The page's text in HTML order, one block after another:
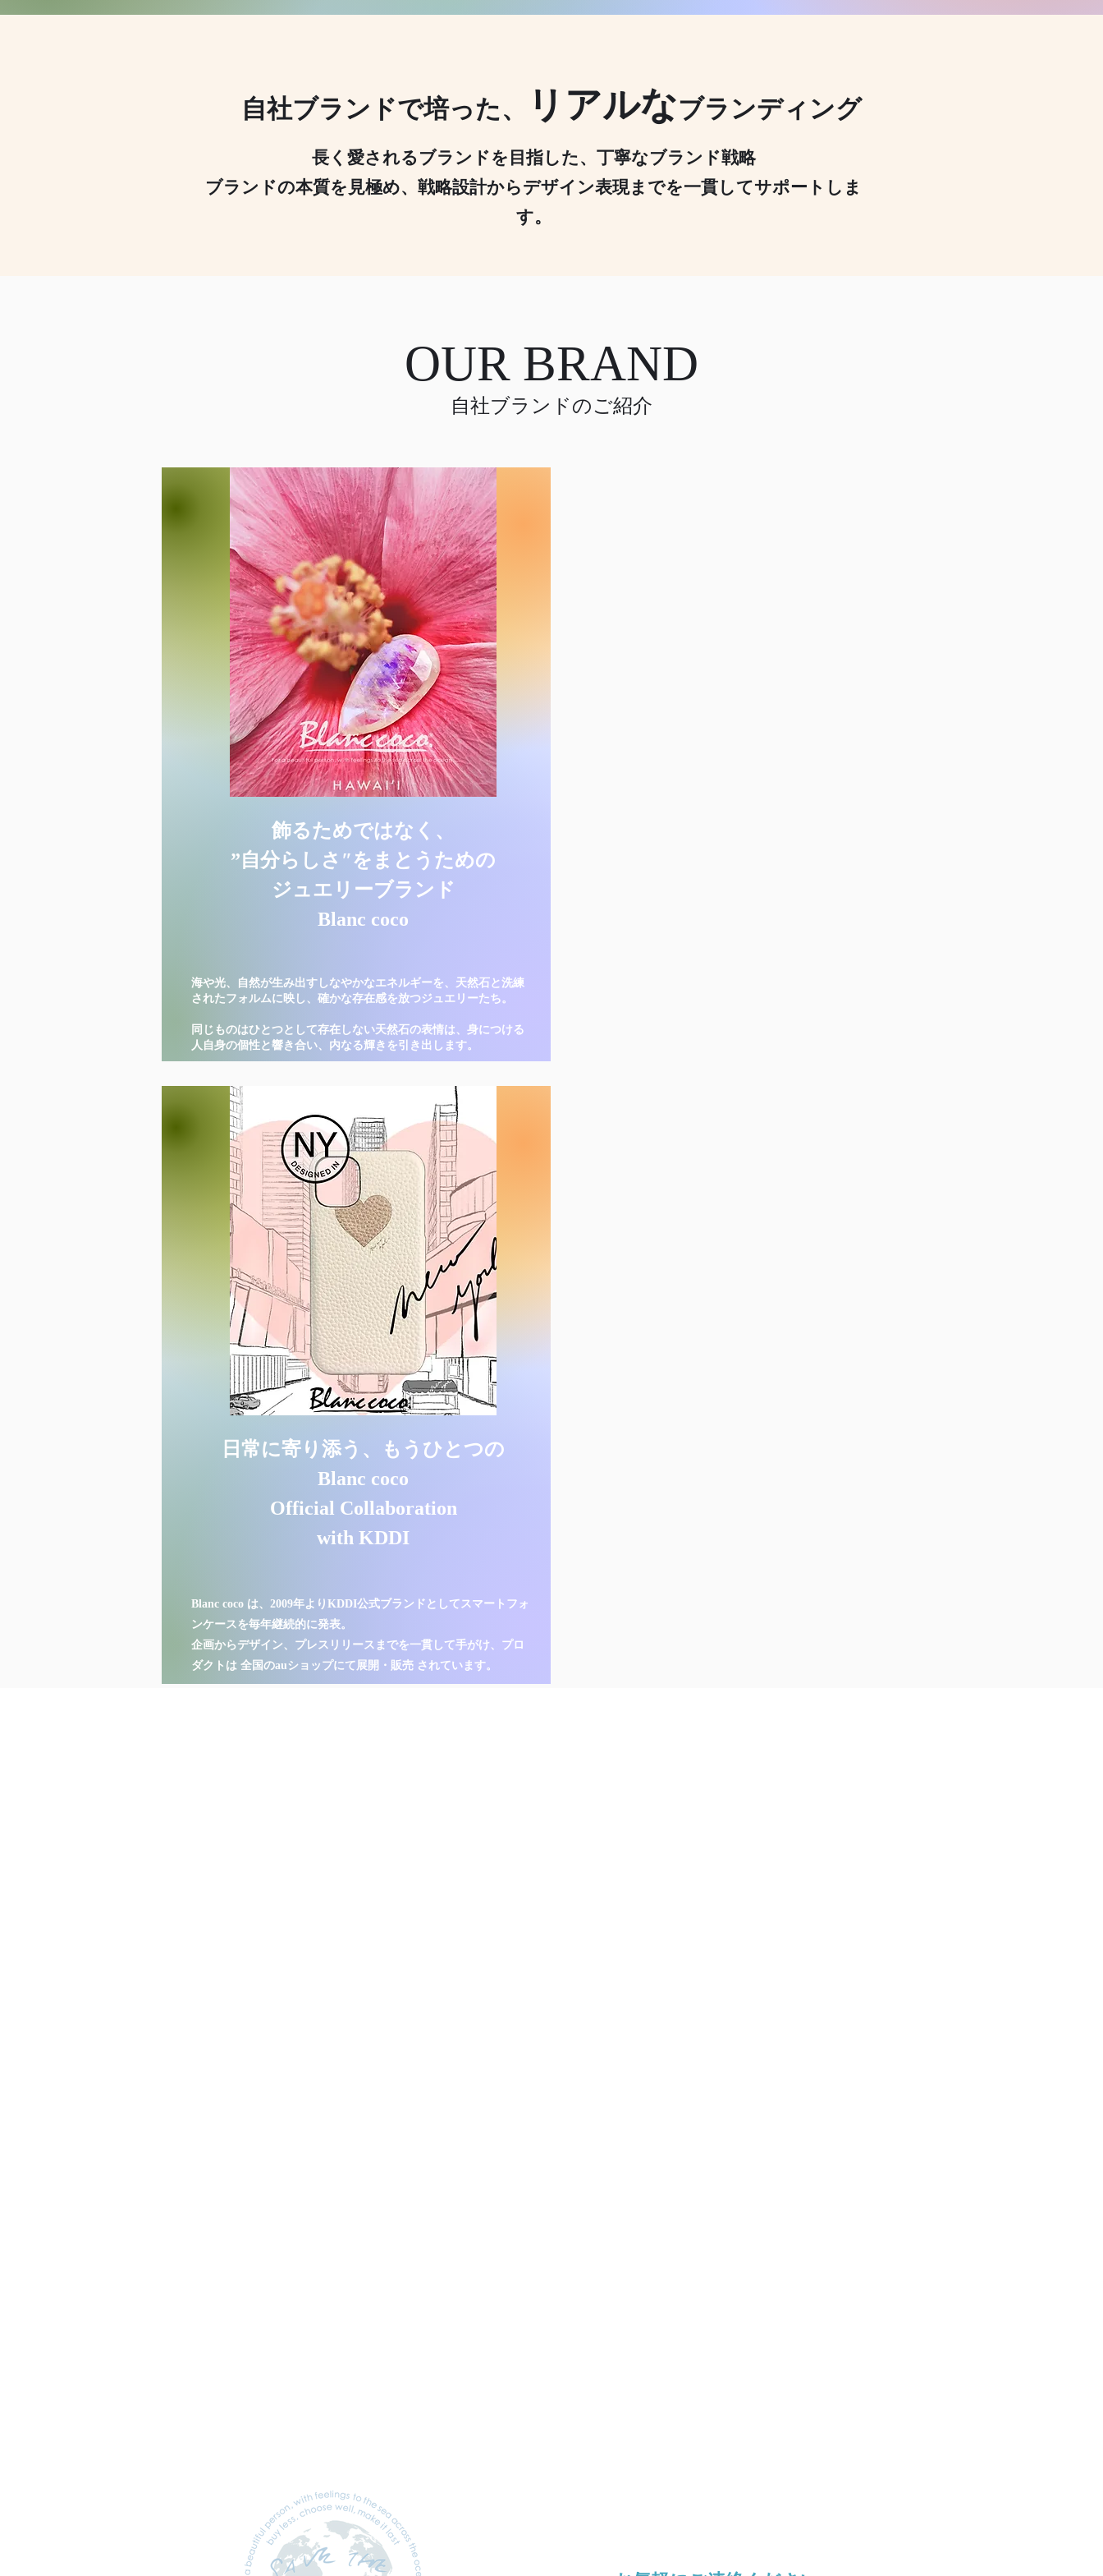
自社ブランドで培った、 リアルなブランディング
長く愛されるブランドを目指した、丁寧なブランド戦略
ブランドの本質を見極め、戦略設計からデザイン表現までを一貫してサポートしま
す。
OUR BRAND
自社ブランドのご紹介
飾るためではなく、
”自分らしさ″をまとうための
ジュエリーブランド
Blanc coco
海や光、自然が生み出すしなやかなエネルギーを、天然石と洗練
されたフォルムに映し、確かな存在感を放つジュエリーたち。
同じものはひとつとして存在しない天然石の表情は、身につける
人自身の個性と響き合い、内なる輝きを引き出します。
日常に寄り添う、もうひとつの
Blanc coco
Official Collaboration
with KDDI
Blanc coco は、2009年よりKDDI公式ブランドとしてスマートフォ
ンケースを毎年継続的に発表。
企画からデザイン、プレスリリースまでを一貫して手がけ、プロ
ダクトは 全国のauショップにて展開・販売 されています。